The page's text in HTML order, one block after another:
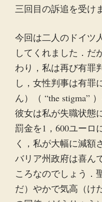
三回目の訴追を受け
今回は二人のドイツ
してくれました．だ
わり，私は再び有罪
し，女性判事は有罪
ん）（ “the stigma”
彼女は私が失職状態
罰金を1，600ユーロ
く，私が大幅に減額
バリア州政府は喜ん
ころなのでしょう．
だ）やかで気高（け